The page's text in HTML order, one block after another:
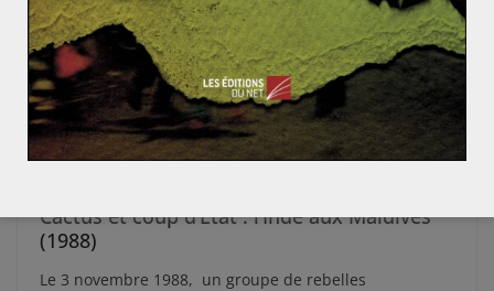
ASIE DU SUD ASIE ET OCÉANIE INDE
Cactus et coup d’État : l’Inde aux Maldives
(1988)
Le 3 novembre 1988, un groupe de rebelles